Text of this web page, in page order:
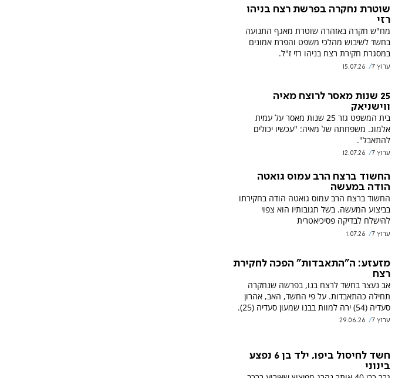
שוטרת נחקרה בפרשת רצח בניהו
רזי
מח"ש חקרה באזהרה שוטרת מאגף התנועה
בחשד לשיבוש מהלכי משפט והפרת אמונים
במסגרת חקירת רצח בניהו רזי ז"ל.
ערוץ 7 15.07.26
25 שנות מאסר לרוצח מאיה
ווישניאק
בית המשפט גזר 25 שנות מאסר על עמית
אלמוג. משפחתה של מאיה: "עכשיו יכולים
להתאבל".
ערוץ 7 12.07.26
החשוד ברצח הרב עמוס גואטה
הודה במעשה
החשוד ברצח הרב עמוס גואטה הודה בחקירתו
בביצוע המעשה. בשל תגובותיו הוא צפוי
להישלח לבדיקה פסיכיאטרית
ערוץ 7 1.07.26
מזעזע: ה"התאבדות" הפכה לחקירת
רצח
אב נעצר בחשד לרצח בנו, בפרשה שנחקרה
תחילה כהתאבדות. על פי החשד, האב, אהרון
סעדיה (54) ירה למוות בבנו שמעון סעדיה (25).
ערוץ 7 29.06.26
חשד לחיסול ביפו, ילד בן 6 נפצע
בינוני